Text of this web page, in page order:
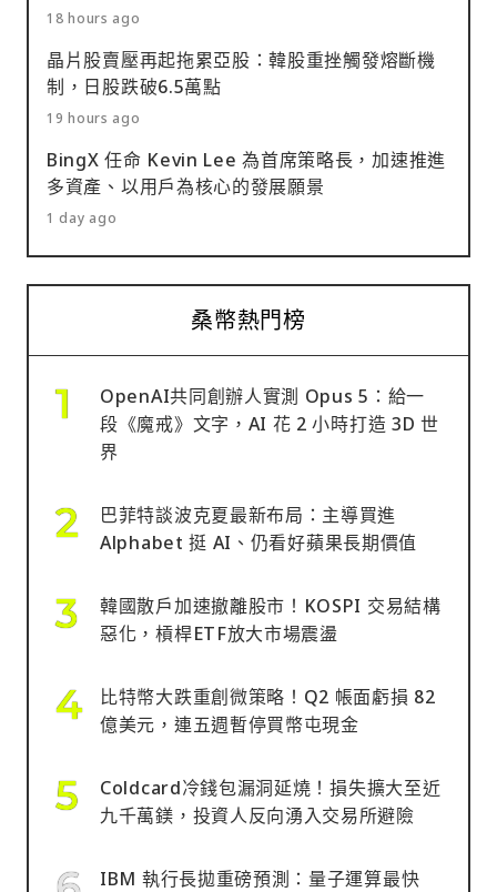
18 hours ago
晶片股賣壓再起拖累亞股：韓股重挫觸發熔斷機
制，日股跌破6.5萬點
19 hours ago
BingX 任命 Kevin Lee 為首席策略長，加速推進
多資產、以用戶為核心的發展願景
1 day ago
桑幣熱門榜
OpenAI共同創辦人實測 Opus 5：給一
段《魔戒》文字，AI 花 2 小時打造 3D 世
界
巴菲特談波克夏最新布局：主導買進
Alphabet 挺 AI、仍看好蘋果長期價值
韓國散戶加速撤離股市！KOSPI 交易結構
惡化，槓桿ETF放大市場震盪
比特幣大跌重創微策略！Q2 帳面虧損 82
億美元，連五週暫停買幣屯現金
Coldcard冷錢包漏洞延燒！損失擴大至近
九千萬鎂，投資人反向湧入交易所避險
IBM 執行長拋重磅預測：量子運算最快